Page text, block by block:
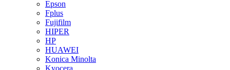
Epson
Fplus
Fujifilm
HIPER
HP
HUAWEI
Konica Minolta